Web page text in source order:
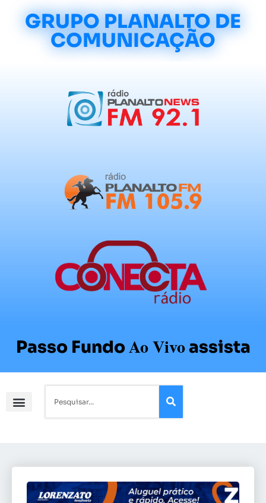
GRUPO PLANALTO DE
COMUNICAÇÃO
Passo FundoAo Vivoassista